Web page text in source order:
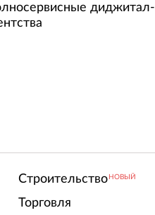
диджитал-
Строительство НОВЫЙ
Торговля